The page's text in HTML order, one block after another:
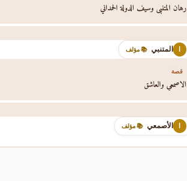
رهان المتنبي وسيف الدولة الحمداني
ا المتنبي 📚 مؤلف
قصة
الاصمعي والعاشق
ا الأصمعي 📚 مؤلف